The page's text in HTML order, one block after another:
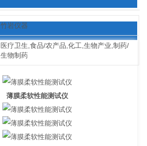
竹岩仪器
医疗卫生,食品/农产品,化工,生物产业,制药/
生物制药
薄膜柔软性能测试仪